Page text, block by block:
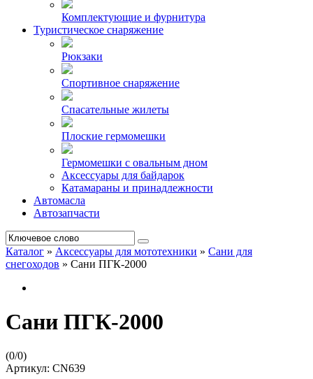
Комплектующие и фурнитура
Туристическое снаряжение
Рюкзаки
Спортивное снаряжение
Спасательные жилеты
Плоские гермомешки
Гермомешки с овальным дном
Аксессуары для байдарок
Катамараны и принадлежности
Автомасла
Автозапчасти
Каталог » Аксессуары для мототехники » Сани для
снегоходов » Сани ПГК-2000
Сани ПГК-2000
(0/0)
Артикул: CN639